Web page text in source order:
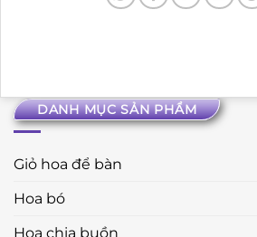
DANH MỤC SẢN PHẨM
Giỏ hoa để bàn
Hoa bó
Hoa chia buồn